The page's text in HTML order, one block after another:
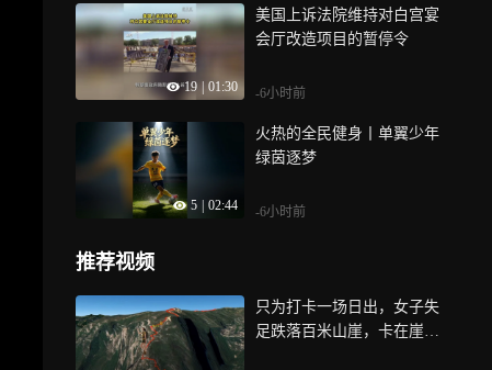
19 01:30
美国上诉法院维持对白宫宴
会厅改造项目的暂停令
-6小时前
5 02:44
火热的全民健身丨单翼少年
绿茵逐梦
-6小时前
推荐视频
只为打卡一场日出，女子失
足跌落百米山崖，卡在崖缝